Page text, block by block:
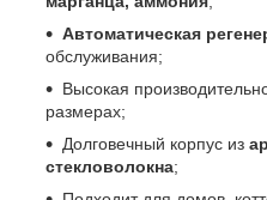
Автоматическая
обслуживания;
Высокая
размерах;
Долговечный корпус из
стекловолокна;